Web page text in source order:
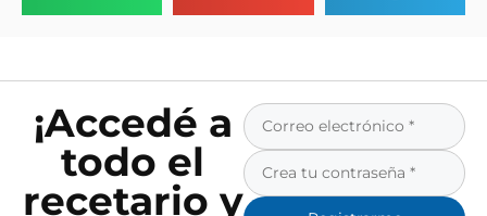
¡Accedé a
todo el
recetario y